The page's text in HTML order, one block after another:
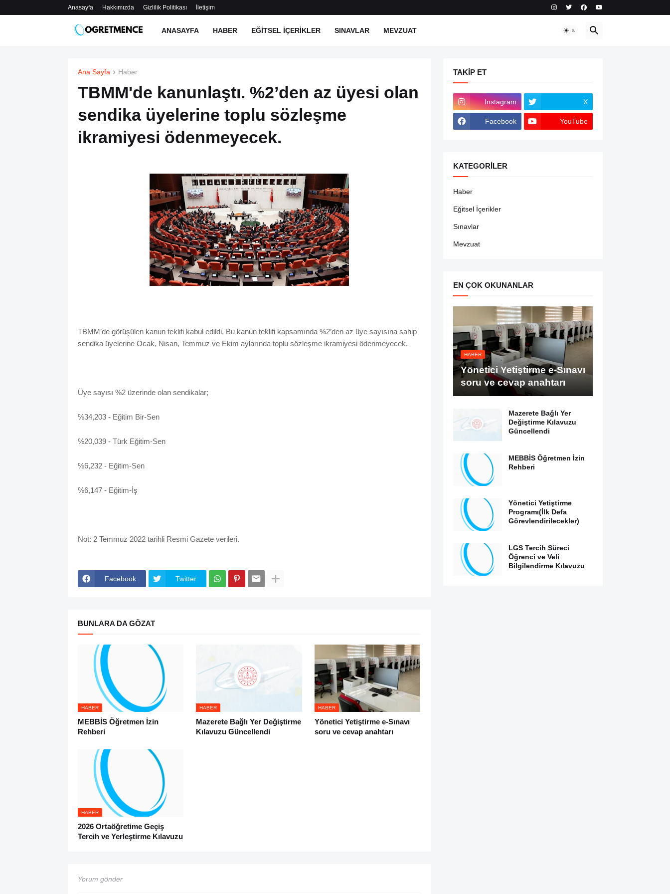
Anasayfa Hakkımızda Gizlilik Politikası İletişim
ANASAYFA HABER EĞITSEL İÇERIKLER SINAVLAR MEVZUAT
Ana Sayfa Haber
TBMM'de kanunlaştı. %2’den az üyesi olan
sendika üyelerine toplu sözleşme
ikramiyesi ödenmeyecek.
TBMM’de görüşülen kanun teklifi kabul edildi. Bu kanun teklifi kapsamında %2’den az üye sayısına sahip
sendika üyelerine Ocak, Nisan, Temmuz ve Ekim aylarında toplu sözleşme ikramiyesi ödenmeyecek.
Üye sayısı %2 üzerinde olan sendikalar;
%34,203 - Eğitim Bir-Sen
%20,039 - Türk Eğitim-Sen
%6,232 - Eğitim-Sen
%6,147 - Eğitim-İş
Not: 2 Temmuz 2022 tarihli Resmi Gazete verileri.
Facebook Twitter
BUNLARA DA GÖZAT
HABER
MEBBİS Öğretmen İzin
Rehberi
HABER
Mazerete Bağlı Yer Değiştirme
Kılavuzu Güncellendi
HABER
Yönetici Yetiştirme e-Sınavı
soru ve cevap anahtarı
HABER
2026 Ortaöğretime Geçiş
Tercih ve Yerleştirme Kılavuzu
Yorum gönder
TAKIP ET
Instagram X
Facebook YouTube
KATEGORILER
Haber
Eğitsel İçerikler
Sınavlar
Mevzuat
EN ÇOK OKUNANLAR
HABER
Yönetici Yetiştirme e-Sınavı
soru ve cevap anahtarı
Mazerete Bağlı Yer
Değiştirme Kılavuzu
Güncellendi
MEBBİS Öğretmen İzin
Rehberi
Yönetici Yetiştirme
Programı(İlk Defa
Görevlendirilecekler)
LGS Tercih Süreci
Öğrenci ve Veli
Bilgilendirme Kılavuzu